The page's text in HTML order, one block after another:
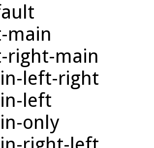
main
right-main
left-right
left
only